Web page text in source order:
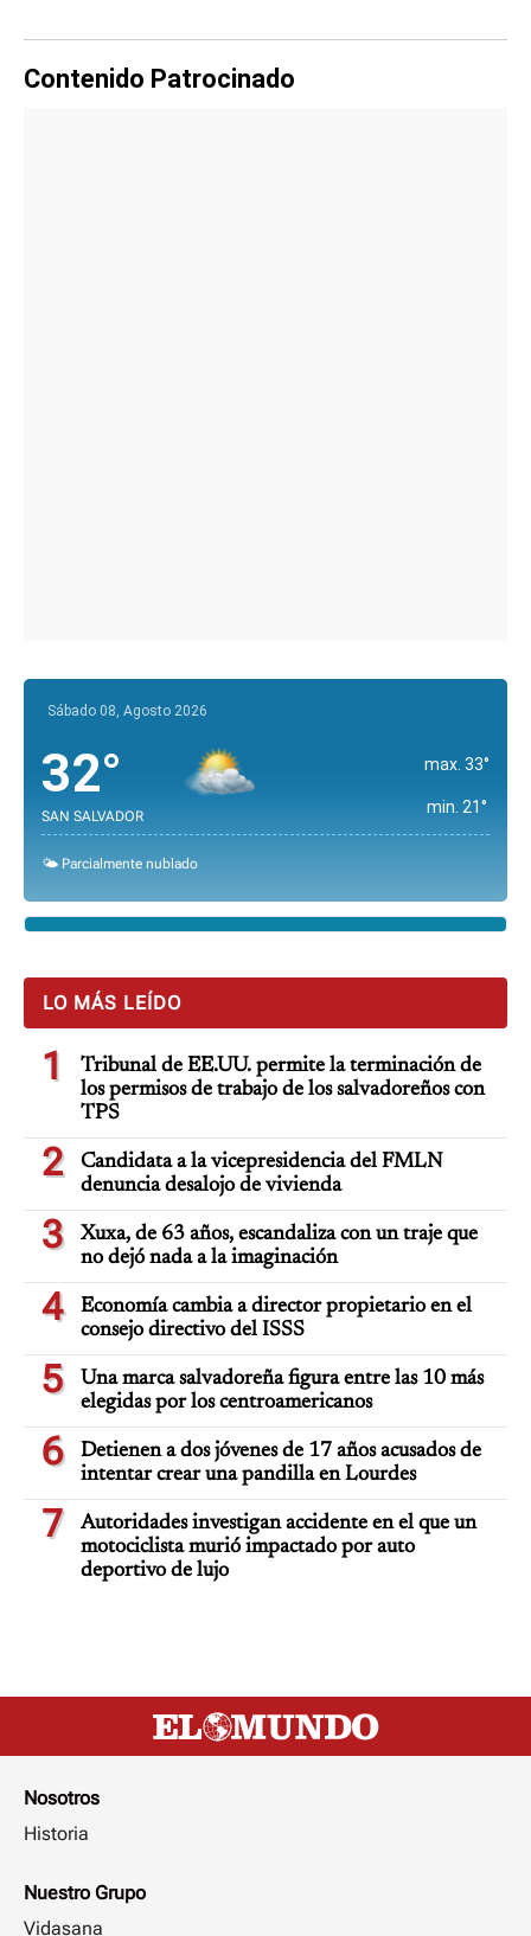
Contenido Patrocinado
Sábado 08, Agosto 2026
32°
SAN SALVADOR
max. 33°
min. 21°
🌤️ Parcialmente nublado
LO MÁS LEÍDO
1
Tribunal de EE.UU. permite la terminación de
los permisos de trabajo de los salvadoreños con
TPS
2
Candidata a la vicepresidencia del FMLN
denuncia desalojo de vivienda
3
Xuxa, de 63 años, escandaliza con un traje que
no dejó nada a la imaginación
4
Economía cambia a director propietario en el
consejo directivo del ISSS
5
Una marca salvadoreña figura entre las 10 más
elegidas por los centroamericanos
6
Detienen a dos jóvenes de 17 años acusados de
intentar crear una pandilla en Lourdes
7
Autoridades investigan accidente en el que un
motociclista murió impactado por auto
deportivo de lujo
Nosotros
Historia
Nuestro Grupo
Vidasana